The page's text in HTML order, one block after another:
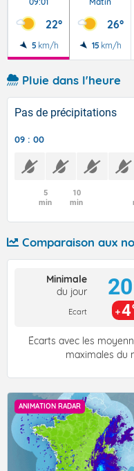
22°
5 km/h
26°
15 km/h
Pluie dans l'heure
Pas de précipitations
09 : 00
5
min
10
min
Comparaison aux
Minimale
du jour
Ecart
Écarts avec les
maximales du
ANIMATION RADAR